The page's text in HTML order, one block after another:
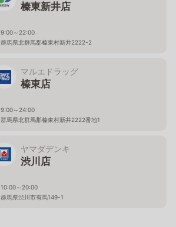
榛東新井店
9:00～22:00
群馬県北群馬郡榛東村新井2222-2
マルエドラッグ
榛東店
9:00～24:00
群馬県北群馬郡榛東村新井2222番地1
ヤマダデンキ
渋川店
10:00～20:00
群馬県渋川市有馬149-1